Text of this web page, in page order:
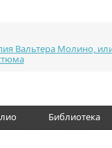
Вальтера Молино,
Библиотека